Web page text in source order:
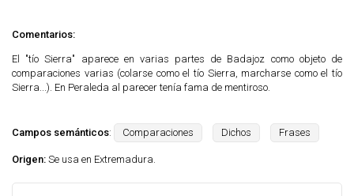
Comentarios:
El "tío Sierra" aparece en varias partes de Badajoz como objeto de
comparaciones varias (colarse como el tío Sierra, marcharse como el tío
Sierra...). En Peraleda al parecer tenía fama de mentiroso.
Campos semánticos: Comparaciones Dichos Frases
Origen: Se usa en Extremadura.